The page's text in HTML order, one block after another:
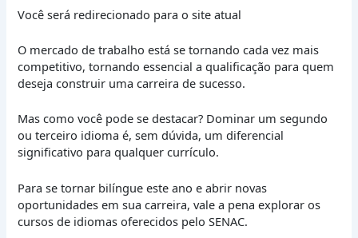
Você será redirecionado para o site atual
O mercado de trabalho está se tornando cada vez mais
competitivo, tornando essencial a qualificação para quem
deseja construir uma carreira de sucesso.
Mas como você pode se destacar? Dominar um segundo
ou terceiro idioma é, sem dúvida, um diferencial
significativo para qualquer currículo.
Para se tornar bilíngue este ano e abrir novas
oportunidades em sua carreira, vale a pena explorar os
cursos de idiomas oferecidos pelo SENAC.